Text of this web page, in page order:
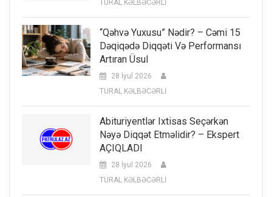
TURAL KƏLBƏCƏRLİ
“Qəhvə Yuxusu” Nədir? – Cəmi 15
Dəqiqədə Diqqəti Və Performansı
Artıran Üsul
28 İyul 2026
TURAL KƏLBƏCƏRLİ
Abituriyentlər Ixtisas Seçərkən
Nəyə Diqqət Etməlidir? – Ekspert
AÇIQLADI
28 İyul 2026
TURAL KƏLBƏCƏRLİ